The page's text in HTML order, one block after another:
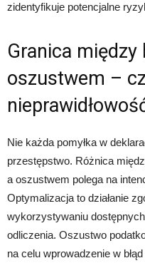
zidentyfikuje potencjalne
Granica między
oszustwem –
Nie każda pomyłka w
przestępstwo. Różnica
a oszustwem polega na
Optymalizacja to działanie
wykorzystywaniu
odliczenia. Oszustwo
na celu wprowadzenie w